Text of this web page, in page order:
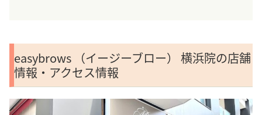
easybrows （イージーブロー） 横浜院の店舗
情報・アクセス情報